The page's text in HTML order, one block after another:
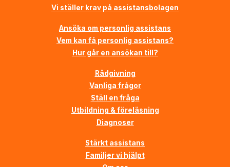
Vi ställer krav på assistansbolagen
Ansöka om personlig assistans
Vem kan få personlig assistans?
Hur går en ansökan till?
Rådgivning
Vanliga frågor
Ställ en fråga
Utbildning & föreläsning
Diagnoser
Stärkt assistans
Familjer vi hjälpt